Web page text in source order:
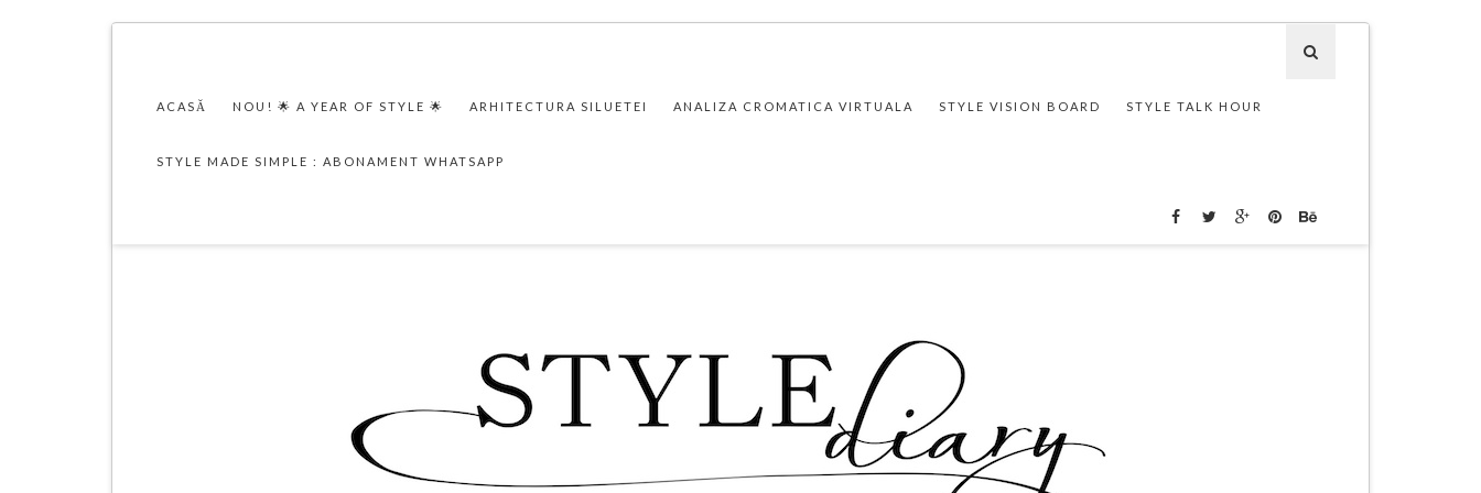
ACASĂ NOU! 🌟 A YEAR OF STYLE 🌟 ARHITECTURA SILUETEI ANALIZA CROMATICA VIRTUALA STYLE VISION BOARD STYLE TALK HOUR
STYLE MADE SIMPLE : ABONAMENT WHATSAPP